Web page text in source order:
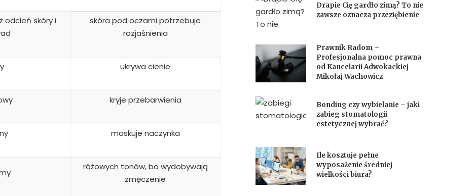
odcień skóry i
skóra pod oczami potrzebuje
rozjaśnienia
ukrywa cienie
kryje przebarwienia
maskuje naczynka
różowych tonów, bo wydobywają
zmęczenie
Drapie Cię gardło zimą? To nie
zawsze oznacza przeziębienie
Prawnik Radom –
Profesjonalna pomoc prawna
od Kancelarii Adwokackiej
Mikołaj Wachowicz
Bonding czy wybielanie – jaki
zabieg stomatologii
estetycznej wybrać?
Ile kosztuje pełne
wyposażenie średniej
wielkości biura?